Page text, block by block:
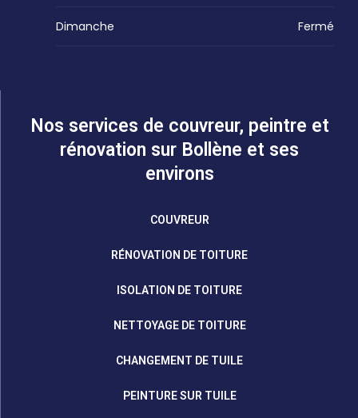
Dimanche Fermé
Nos services de couvreur, peintre et
rénovation sur Bollène et ses
environs
COUVREUR
RÉNOVATION DE TOITURE
ISOLATION DE TOITURE
NETTOYAGE DE TOITURE
CHANGEMENT DE TUILE
PEINTURE SUR TUILE